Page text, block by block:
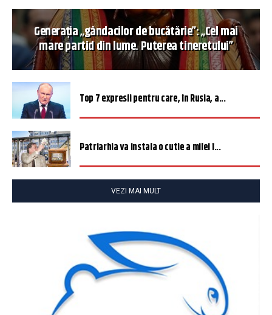
Generația „gândacilor de bucătărie”: „Cel mai
mare partid din lume. Puterea tineretului”
Top 7 expresii pentru care, în Rusia, a...
Patriarhia va instala o cutie a milei î...
VEZI MAI MULT